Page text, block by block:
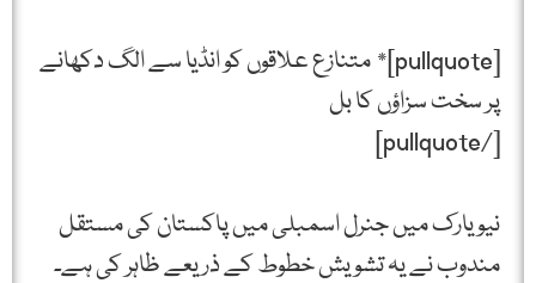
[pullquote]* متنازع علاقوں کو انڈیا سے الگ دکھانے
پر سخت سزاؤں کا بل
[/pullquote]
نیویارک میں جنرل اسمبلی میں پاکستان کی مستقل
مندوب نے یہ تشویش خطوط کے ذریعے ظاہر کی ہے۔